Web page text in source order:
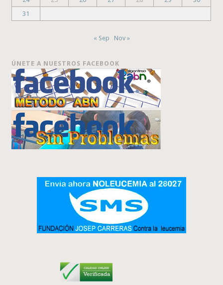
31
« Sep Nov »
ÚNETE A NUESTROS FACEBOOK